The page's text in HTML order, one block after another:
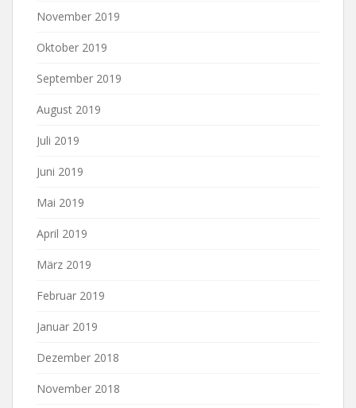
November 2019
Oktober 2019
September 2019
August 2019
Juli 2019
Juni 2019
Mai 2019
April 2019
März 2019
Februar 2019
Januar 2019
Dezember 2018
November 2018